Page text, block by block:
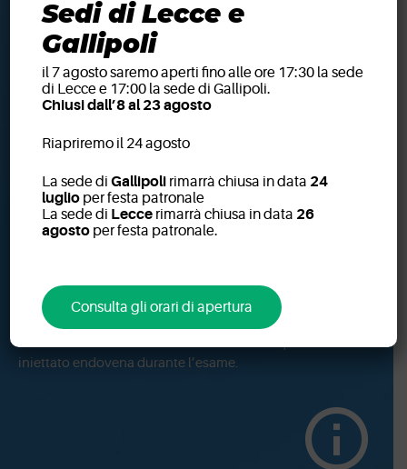
Come Si Svolge
Al paziente, sdraiato su apposito lettino, viene applicata la
l’encefalo sarà una “gabbietta” intorno al cranio),
successivamente il lettino viene fatto scorrere all’interno
del magnete (un tunnel aperto alle due estremità). Durante
l’esame è assolutamente necessario che il paziente non si
paziente dovrà collaborare trattenendo più volte per
alcuni secondi il respiro, per gli altri esami dovrà
esclusivamente rimanere immobile. Se l’esame richiederà
la somministrazione di mezzo di contrasto questo sarà
iniettato endovena durante l’esame.
Sedi di Lecce e
Gallipoli
il 7 agosto saremo aperti fino alle ore 17:30 la sede
di Lecce e 17:00 la sede di Gallipoli.
Chiusi dall’8 al 23 agosto
Riapriremo il 24 agosto
La sede diGallipoli rimarrà chiusa in data 24
luglio per festa patronale
La sede di Lecce rimarrà chiusa in data 26
agosto per festa patronale.
Consulta gli orari di apertura